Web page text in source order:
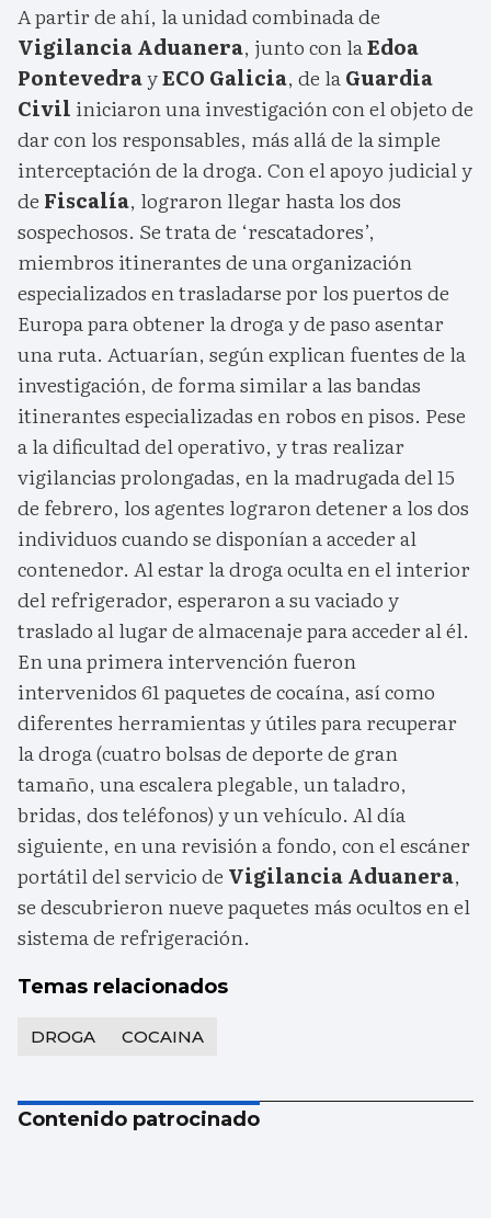
A partir de ahí, la unidad combinada de
Vigilancia Aduanera, junto con laEdoa
PontevedrayECO Galicia, de laGuardia
Civil iniciaron una investigación con el objeto de
dar con los responsables, más allá de la simple
interceptación de la droga. Con el apoyo judicial y
de Fiscalía, lograron llegar hasta los dos
sospechosos. Se trata de ‘rescatadores’,
miembros itinerantes de una organización
especializados en trasladarse por los puertos de
Europa para obtener la droga y de paso asentar
una ruta. Actuarían, según explican fuentes de la
investigación, de forma similar a las bandas
itinerantes especializadas en robos en pisos. Pese
a la dificultad del operativo, y tras realizar
vigilancias prolongadas, en la madrugada del 15
de febrero, los agentes lograron detener a los dos
individuos cuando se disponían a acceder al
contenedor. Al estar la droga oculta en el interior
del refrigerador, esperaron a su vaciado y
traslado al lugar de almacenaje para acceder al él.
En una primera intervención fueron
intervenidos 61 paquetes de cocaína, así como
diferentes herramientas y útiles para recuperar
la droga (cuatro bolsas de deporte de gran
tamaño, una escalera plegable, un taladro,
bridas, dos teléfonos) y un vehículo. Al día
siguiente, en una revisión a fondo, con el escáner
portátil del servicio de Vigilancia Aduanera,
se descubrieron nueve paquetes más ocultos en el
sistema de refrigeración.
Temas relacionados
DROGA COCAINA
Contenido patrocinado